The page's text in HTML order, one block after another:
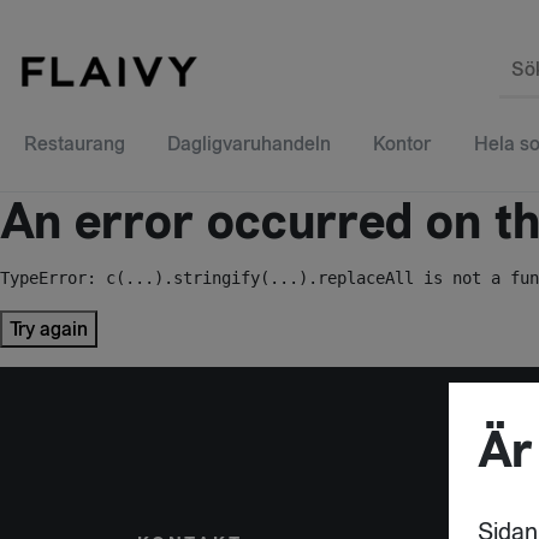
Restaurang Dagligvaruhandeln Kontor Hela
An error occurred on
TypeError: c(...).stringify(...).replaceAll is not a
Try again